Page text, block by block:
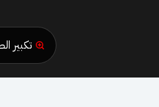
تكبير